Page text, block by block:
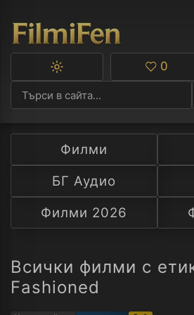
Превключване
тъмна
тема
0
Филми
БГ Аудио
Филми 2026
Всички филми с
Fashioned